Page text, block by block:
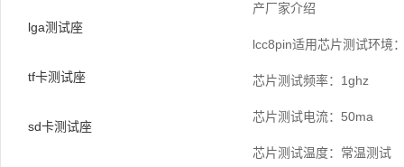
产厂家介绍
lcc8pin适用芯片测试环境
芯片测试频率：1ghz
芯片测试电流：50ma
芯片测试温度：常温测试
lga测试座
tf卡测试座
sd卡测试座